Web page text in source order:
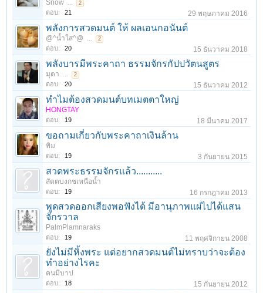
Snow ... 2
ตอบ: 21 29 พฤษภาคม 2016
พลังการสวดมนต์ ให้ ผลเอนกอนันต์
@^น้ำใส^@ ... 2
ตอบ: 20 15 ธันวาคม 2018
พลังบารมีพระคาถา ธรรมจักรกัปปวัตนสูตร
มุตา ... 2
ตอบ: 20 15 ธันวาคม 2012
ทำไมต้องสวดมนต์บทเมตตาใหญ่
HONGTAY
ตอบ: 19 18 มีนาคม 2017
ขอถามเกี่ยวกับพระคาถาเงินล้าน
พิม
ตอบ: 19 3 กันยายน 2015
สวดพระธรรมจักรแล้ว...........
สัตตบงกชเหนือน้ำ
ตอบ: 19 16 กรกฎาคม 2013
พูดสวดออกเสียงพอฟังได้ มีอานุภาพแผ่ไปได้แสน
จักรวาล
PalmPlamnaraks
ตอบ: 19 11 พฤศจิกายน 2008
ยังไม่มีหิ้งพระ แต่อยากสวดมนต์ไม่ทราบว่าจะต้อง
ทำอย่างไรคะ
คนมีบาป
ตอบ: 18 15 กันยายน 2012
4 5